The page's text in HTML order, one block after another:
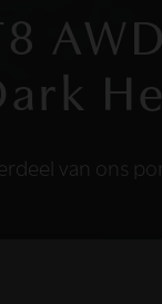
AWD
van ons